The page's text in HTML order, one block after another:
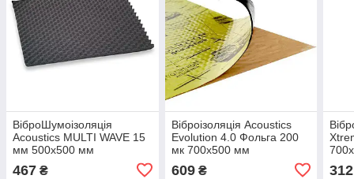
ВіброШумоізоляція
Acoustics MULTI WAVE 15
мм 500x500 мм
467 ₴
Віброізоляція Acoustics
Evolution 4.0 Фольга 200
мк 700x500 мм
609₴ 312